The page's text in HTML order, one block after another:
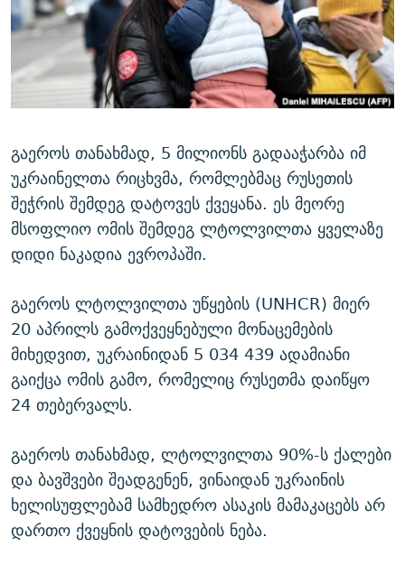
ᲛᲝᲚᲐᲞᲐᲠᲐᲙᲔ ᲢᲔᲥᲡᲢᲔᲑᲘ
ᲨᲘᲜ - ᲣᲪᲮᲝᲔᲗᲨᲘ
ᲚᲘᲢᲔᲠᲐᲢᲣᲠᲣᲚᲘ ᲬᲐᲮᲜᲐᲒᲔᲑᲘ
ᲐᲛᲔᲠᲘᲙᲣᲚᲘ ᲛᲝᲗᲮᲠᲝᲑᲐ
ᲘᲛᲞᲔᲠᲘᲐ ᲓᲐ ᲠᲐᲓᲘᲝ
ᲩᲔᲛᲘ ᲡᲘᲙᲕᲓᲘᲚᲘᲡ ᲛᲘᲖᲔᲖᲘᲐ COVID-19
11 ᲬᲔᲚᲘ - 11 ᲐᲛᲑᲐᲕᲘ
ᲡᲐᲞᲐᲠᲚᲐᲛᲔᲜᲢᲝ ᲐᲠᲩᲔᲕᲜᲔᲑᲘᲡ ᲘᲡᲢᲝᲠᲘᲐ
ᲑᲐᲕᲨᲕᲔᲑᲘ ᲞᲠᲝᲡᲢᲘᲢᲣᲪᲘᲐᲨᲘ - ᲐᲛᲝᲣᲗᲥᲛᲔᲚᲘ ᲐᲛᲑᲐᲕᲘ
5 ᲐᲛᲑᲐᲕᲘ - 20 ᲘᲕᲜᲘᲡᲡ ᲓᲐᲨᲐᲕᲔᲑᲣᲚᲔᲑᲘ
ᲐᲒᲕᲘᲡᲢᲝᲡ ᲝᲛᲘ
ПРИВЕТ ᲙᲣᲚᲢᲣᲠᲐ
ᲒᲐᲛᲝᲘᲬᲔᲠᲔ
რთე/რთ-ის ყველა საიტი
გაეროს თანახმად, 5 მილიონს გადააჭარბა იმ
უკრაინელთა რიცხვმა, რომლებმაც რუსეთის
შეჭრის შემდეგ დატოვეს ქვეყანა. ეს მეორე
მსოფლიო ომის შემდეგ ლტოლვილთა ყველაზე
დიდი ნაკადია ევროპაში.
გაეროს ლტოლვილთა უწყების (UNHCR) მიერ
20 აპრილს გამოქვეყნებული მონაცემების
მიხედვით, უკრაინიდან 5 034 439 ადამიანი
გაიქცა ომის გამო, რომელიც რუსეთმა დაიწყო
24 თებერვალს.
გაეროს თანახმად, ლტოლვილთა 90%-ს ქალები
და ბავშვები შეადგენენ, ვინაიდან უკრაინის
ხელისუფლებამ სამხედრო ასაკის მამაკაცებს არ
დართო ქვეყნის დატოვების ნება.